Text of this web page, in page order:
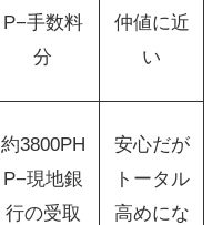
P−手数料
分
仲値に近
い
約3800PH
P−現地銀
行の受取
安心だが
トータル
高めにな